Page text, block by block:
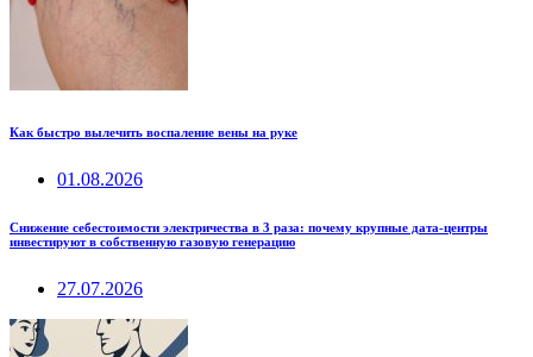
Как быстро вылечить воспаление вены на руке
01.08.2026
Снижение себестоимости электричества в 3 раза: почему крупные дата-центры
инвестируют в собственную газовую генерацию
27.07.2026